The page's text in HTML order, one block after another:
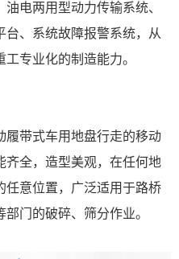
电两用型动力传输系统、
、系统故障报警系统，从
专业化的制造能力。
履带式车用地盘行走的移动
全，造型美观，在任何地
意位置，广泛适用于路桥
门的破碎、筛分作业。